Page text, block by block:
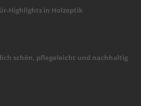
Highlights in Holzoptik
schön, pflegeleicht und nachhaltig